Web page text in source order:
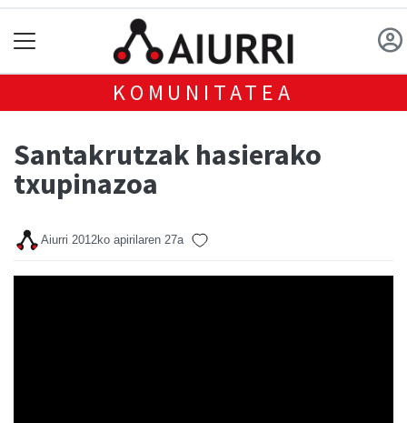
KOMUNITATEA
Santakrutzak hasierako
txupinazoa
Aiurri 2012ko apirilaren 27a